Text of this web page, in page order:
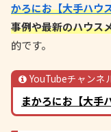
かろにお【大手ハウ
事例や最新のハウス
的です。
YouTubeチャンネ
まかろにお【大手